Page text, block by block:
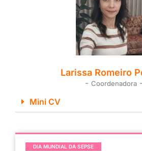
Larissa Romeiro
- Coordenadora -
Mini CV
DIA MUNDIAL DA SEPSE